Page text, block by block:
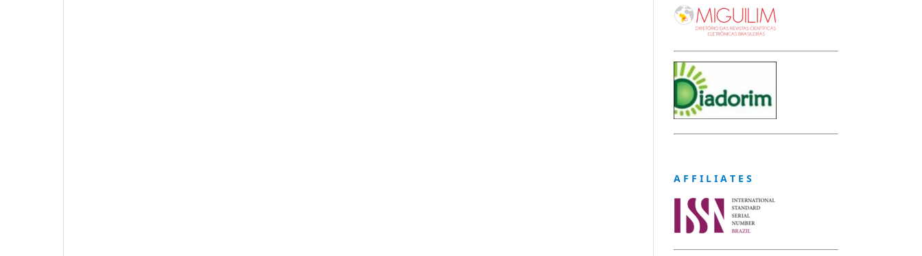
A F F I L I A T E S